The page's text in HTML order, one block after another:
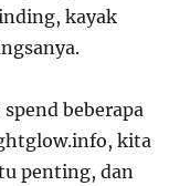
kayak
beberapa
kita
penting, dan